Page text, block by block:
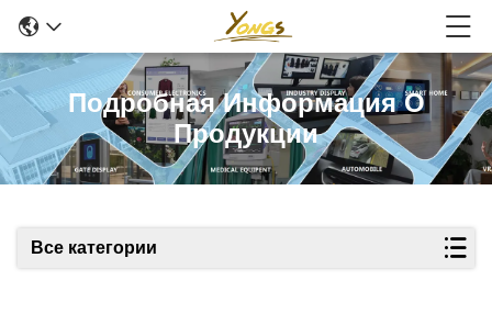
Подробная Информация О
Продукции
Все категории